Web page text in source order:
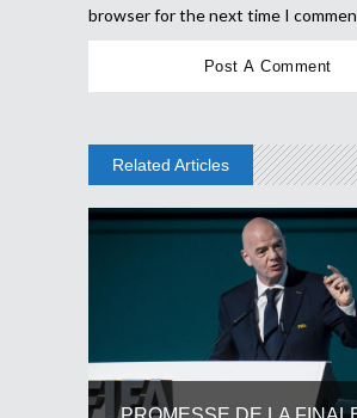
browser for the next time I
Related Articles